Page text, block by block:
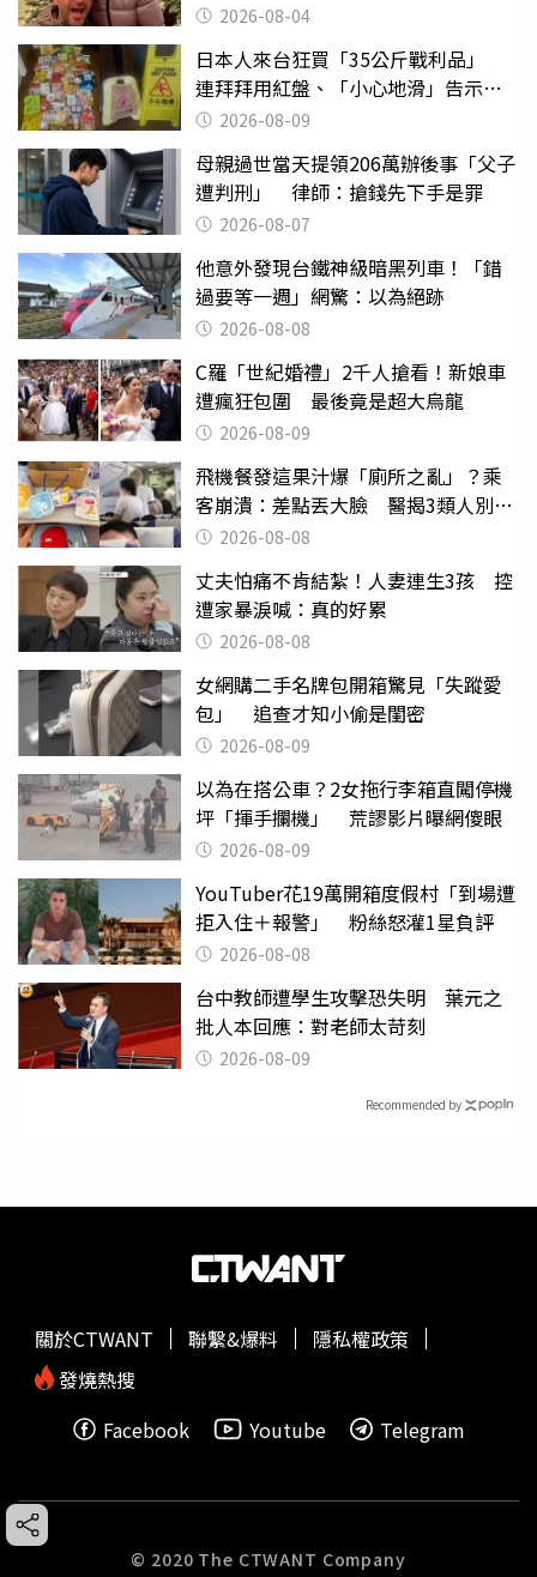
2026-08-04
日本人來台狂買「35公斤戰利品」
連拜拜用紅盤、「小心地滑」告示牌
也帶回家
2026-08-09
母親過世當天提領206萬辦後事「父子
遭判刑」 律師：搶錢先下手是罪
2026-08-07
他意外發現台鐵神級暗黑列車！「錯
過要等一週」網驚：以為絕跡
2026-08-08
C羅「世紀婚禮」2千人搶看！新娘車
遭瘋狂包圍 最後竟是超大烏龍
2026-08-09
飛機餐發這果汁爆「廁所之亂」？乘
客崩潰：差點丟大臉 醫揭3類人別亂
喝 2026-08-08
丈夫怕痛不肯結紮！人妻連生3孩 控
遭家暴淚喊：真的好累
2026-08-08
女網購二手名牌包開箱驚見「失蹤愛
包」 追查才知小偷是閨密
2026-08-09
以為在搭公車？2女拖行李箱直闖停機
坪「揮手攔機」 荒謬影片曝網傻眼
2026-08-09
YouTuber花19萬開箱度假村「到場遭
拒入住＋報警」 粉絲怒灌1星負評
2026-08-08
台中教師遭學生攻擊恐失明 葉元之
批人本回應：對老師太苛刻
2026-08-09
Recommended by
關於CTWANT 聯繫&爆料
隱私權政策
發燒熱搜
Facebook
Youtube Telegram
© 2020 The CTWANT Company